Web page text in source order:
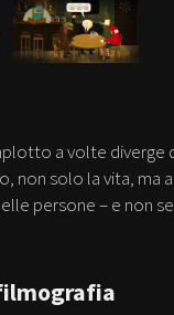
a volte diverge
non solo la vita, ma
persone – e non